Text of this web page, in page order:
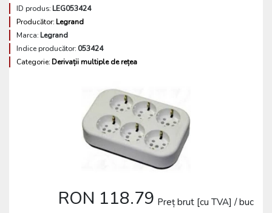
ID produs:LEG053424
Producător:Legrand
Marca:Legrand
Indice producător: 053424
Categorie:Derivații multiple de rețea
RON 118.79 Preț brut [cu TVA] / buc